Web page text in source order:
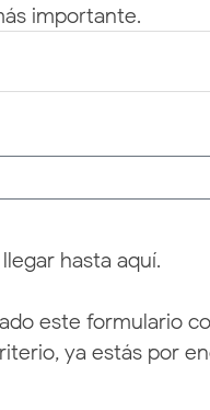
importante.
hasta aquí.
este formulario
ya estás por